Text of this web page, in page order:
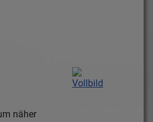
näher